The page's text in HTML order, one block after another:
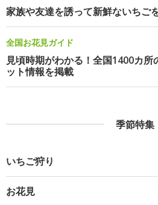
家族や友達を誘って新鮮ないちご
全国お花見ガイド
見頃時期がわかる！全国1400カ
ット情報を掲載
季節特集
いちご狩り
お花見